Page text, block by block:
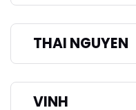
THAI NGUYEN
VINH